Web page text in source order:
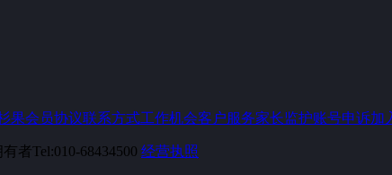
果会员协议联系方式工作机会客户服务家长监护账号申诉加
者Tel:010-68434500 经营执照